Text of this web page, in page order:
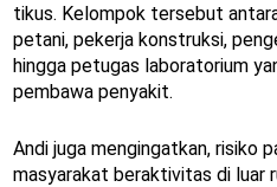
tikus. Kelompok tersebut
petani, pekerja konstruksi,
hingga petugas laboratorium
pembawa penyakit.
Andi juga mengingatkan, risiko
masyarakat beraktivitas di luar